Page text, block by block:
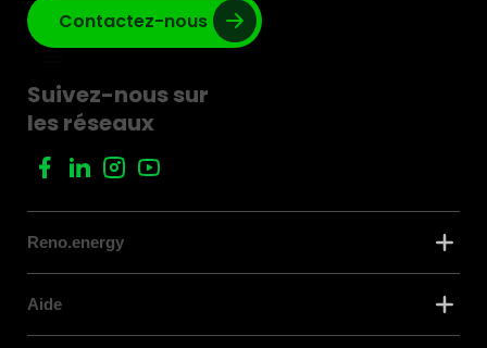
Contactez-nous
Suivez-nous sur
les réseaux
Reno.energy
Aide